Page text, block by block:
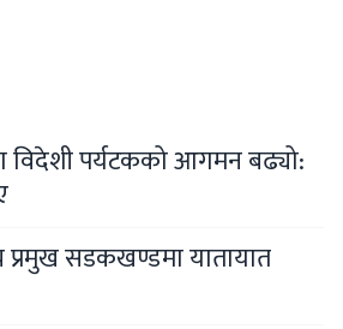
विदेशी पर्यटकको आगमन बढ्यो:
प्रमुख सडकखण्डमा यातायात